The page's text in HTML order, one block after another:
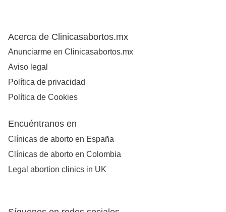
Acerca de Clinicasabortos.mx
Anunciarme en Clinicasabortos.mx
Aviso legal
Política de privacidad
Política de Cookies
Encuéntranos en
Clínicas de aborto en España
Clínicas de aborto en Colombia
Legal abortion clinics in UK